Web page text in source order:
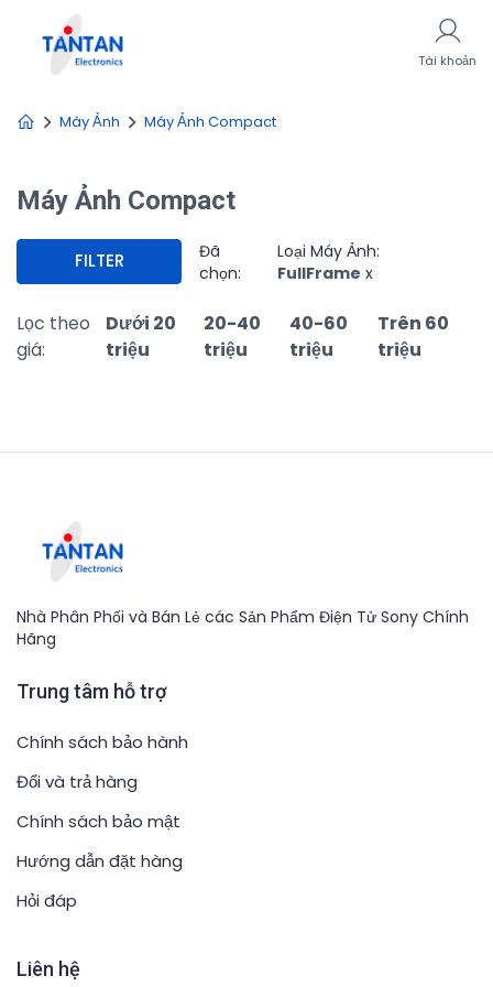
Tài khoản
Máy Ảnh Máy Ảnh Compact
Máy Ảnh Compact
FILTER
Đã
chọn:
Loại Máy Ảnh:
FullFrame x
Lọc theo
giá:
Dưới 20
triệu
20-40
triệu
40-60
triệu
Trên 60
triệu
Nhà Phân Phối và Bán Lẻ các Sản Phẩm Điện Tử Sony Chính
Hãng
Trung tâm hỗ trợ
Chính sách bảo hành
Đổi và trả hàng
Chính sách bảo mật
Hướng dẫn đặt hàng
Hỏi đáp
Liên hệ